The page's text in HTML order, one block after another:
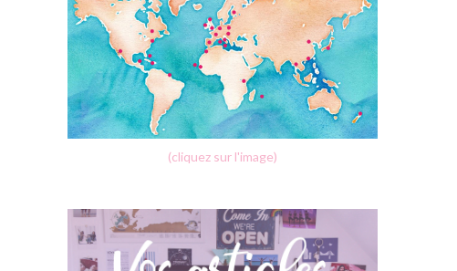
(cliquez sur l'image)